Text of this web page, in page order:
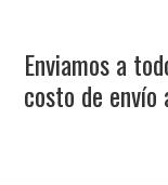
Enviamos a
costo de